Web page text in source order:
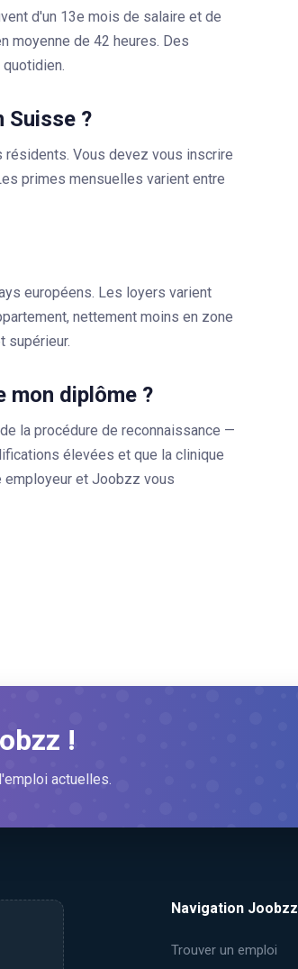
d'un 13e mois de salaire et de
moyenne de 42 heures. Des
Suisse ?
Vous devez vous inscrire
primes mensuelles varient entre
européens. Les loyers varient
nettement moins en zone
supérieur.
mon diplôme ?
la procédure de reconnaissance —
élevées et que la clinique
employeur et Joobzz vous
!
actuelles.
Navigation Joobzz
Trouver un emploi